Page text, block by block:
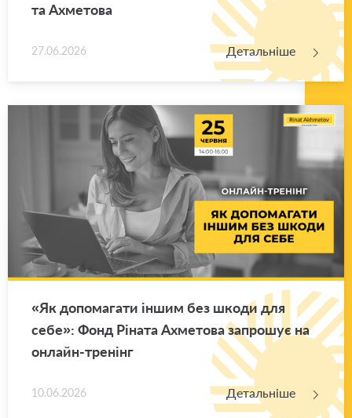
та Ахме­то­ва
27.06.2026 Детальніше
«Як до­по­ма­га­ти іншим без шкоди для
себе»: Фонд Рі­на­та Ахме­то­ва за­про­шує на
он­лайн-тре­нінг
10.06.2026 Детальніше